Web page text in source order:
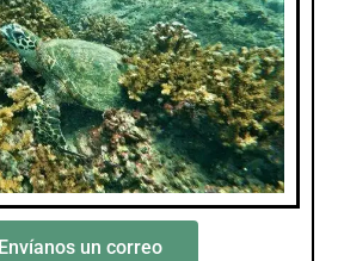
Envíanos un correo